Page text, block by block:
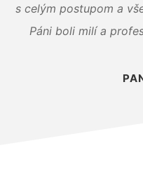
s celým postupom a
Páni boli milí a